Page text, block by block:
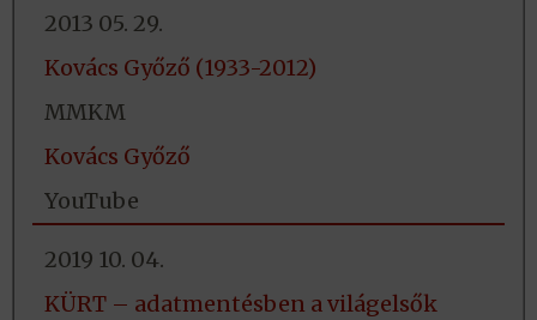
2013 05. 29.
Kovács Győző (1933-2012)
MMKM
Kovács Győző
YouTube
2019 10. 04.
KÜRT – adatmentésben a világelsők